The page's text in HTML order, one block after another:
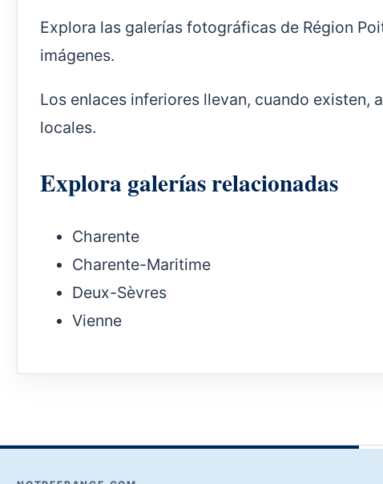
Explora las galerías fotográficas de Région
imágenes.
Los enlaces inferiores llevan, cuando existen,
locales.
Explora galerías relacionadas
Charente
Charente-Maritime
Deux-Sèvres
Vienne